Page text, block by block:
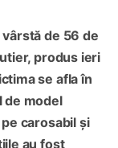
de 56 de
produs ieri
se afla în
de model
carosabil și
au fost